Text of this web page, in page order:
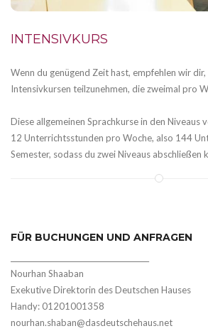
INTENSIVKURS
Wenn du genügend Zeit hast, empfehlen wir dir,
Intensivkursen teilzunehmen, die zweimal pro
Diese allgemeinen Sprachkurse in den Niveaus
12 Unterrichtsstunden pro Woche, also 144
Semester, sodass du zwei Niveaus abschließen
FÜR BUCHUNGEN UND ANFRAGEN
Nourhan Shaaban
Exekutive Direktorin des Deutschen Hauses
Handy: 01201001358
nourhan.shaban@dasdeutschehaus.net